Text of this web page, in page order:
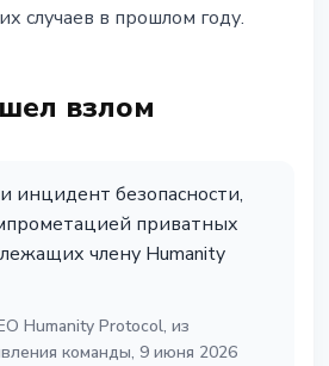
случаев в прошлом году.
взлом
безопасности,
приватных
члену Humanity
Humanity Protocol, из
команды, 9 июня 2026